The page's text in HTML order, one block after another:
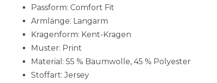
Passform: Comfort Fit
Armlänge: Langarm
Kragenform: Kent-Kragen
Muster: Print
Material: 55 % Baumwolle, 45 % Polyester
Stoffart: Jersey